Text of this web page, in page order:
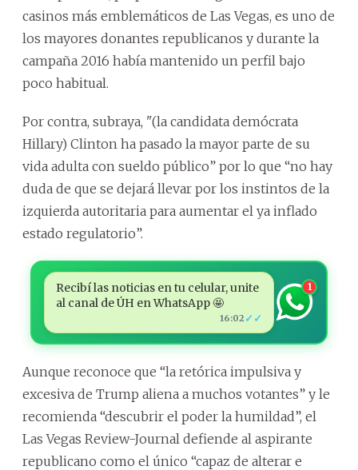
casinos más emblemáticos de Las Vegas, es uno de
los mayores donantes republicanos y durante la
campaña 2016 había mantenido un perfil bajo
poco habitual.
Por contra, subraya, "(la candidata demócrata
Hillary) Clinton ha pasado la mayor parte de su
vida adulta con sueldo público” por lo que “no hay
duda de que se dejará llevar por los instintos de la
izquierda autoritaria para aumentar el ya inflado
estado regulatorio”.
Recibí las noticias en tu celular, unite
al canal de ÚH en WhatsApp 🤩
16:02 ✓✓
1
Aunque reconoce que “la retórica impulsiva y
excesiva de Trump aliena a muchos votantes” y le
recomienda “descubrir el poder la humildad”, el
Las Vegas Review-Journal defiende al aspirante
republicano como el único “capaz de alterar e